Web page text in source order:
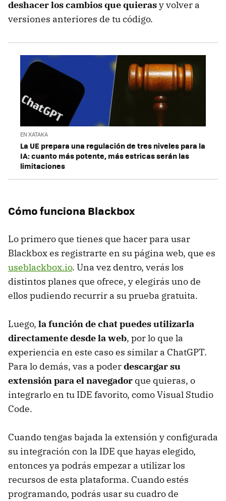
deshacer los cambios que quierasy volver a
versiones anteriores de tu código.
EN XATAKA
La UE prepara una regulación de tres niveles para la
IA: cuanto más potente, más estricas serán las
limitaciones
Cómo funciona Blackbox
Lo primero que tienes que hacer para usar
Blackbox es registrarte en su página web, que es
useblackbox.io. Una vez dentro, verás los
distintos planes que ofrece, y elegirás uno de
ellos pudiendo recurrir a su prueba gratuita.
Luego, la función de chat puedes utilizarla
directamente desde la web, por lo que la
experiencia en este caso es similar a ChatGPT.
Para lo demás, vas a poderdescargar su
extensión para el navegador que quieras, o
integrarlo en tu IDE favorito, como Visual Studio
Code.
Cuando tengas bajada la extensión y configurada
su integración con la IDE que hayas elegido,
entonces ya podrás empezar a utilizar los
recursos de esta plataforma. Cuando estés
programando, podrás usar su cuadro de